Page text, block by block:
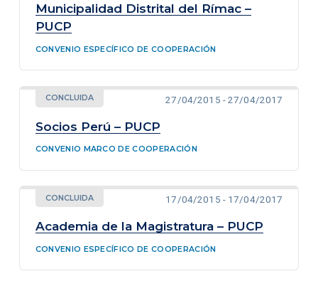
Municipalidad Distrital del Rímac –
PUCP
CONVENIO ESPECÍFICO DE COOPERACIÓN
CONCLUIDA 27/04/2015 - 27/04/2017
Socios Perú – PUCP
CONVENIO MARCO DE COOPERACIÓN
CONCLUIDA 17/04/2015 - 17/04/2017
Academia de la Magistratura – PUCP
CONVENIO ESPECÍFICO DE COOPERACIÓN